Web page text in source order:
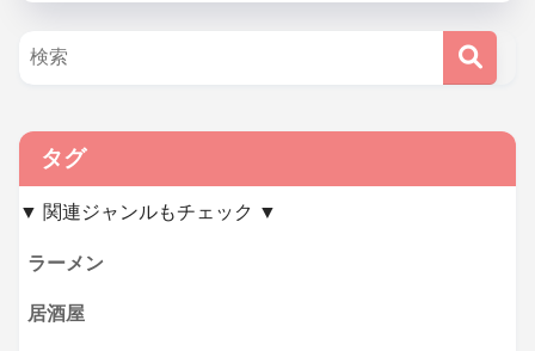
タグ
▼ 関連ジャンルもチェック ▼
ラーメン
居酒屋